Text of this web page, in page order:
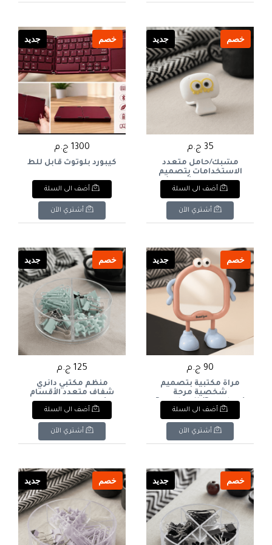
خصم جديد
35 ج.م
مشبك/حامل متعدد
الاستخدامات بتصميم
عيون مرحة (أبيض)
Multipurpose Fun Eye
Clip/Holder (White)
أضف الى السلة
أشتري الآن
خصم جديد
1300 ج.م
كيبورد بلوتوث قابل للط
أضف الى السلة
أشتري الآن
خصم جديد
90 ج.م
مرآة مكتبية بتصميم
شخصية مرحة
(Beautlyue) "Beautlyue"
Character Desk Mirror
أضف الى السلة
أشتري الآن
خصم جديد
125 ج.م
منظم مكتبي دائري
شفاف متعدد الأقسام
(لوازم مكتبية بلون
النعناع) Clear Circular
Desk Organizer with
Multiple Compartments
(Mint Green Office
أضف الى السلة
أشتري الآن
خصم جديد خصم جديد